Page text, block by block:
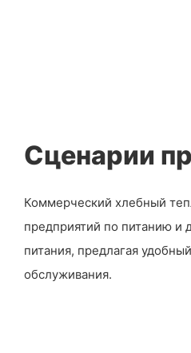
Сценарии
Коммерческий хлебный
предприятий по питанию и
питания, предлагая
обслуживания.